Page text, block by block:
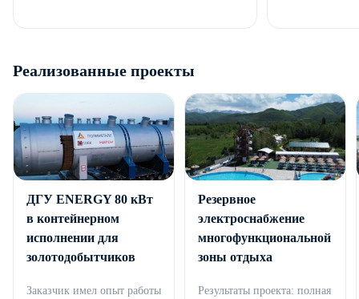
Реализованные проекты
ДГУ ENERGY 80 кВт
в контейнерном
исполнении для
золотодобытчиков
Заказчик имел опыт работы
Резервное
электроснабжение
многофункциональной
зоны отдыха
Результаты проекта: полная